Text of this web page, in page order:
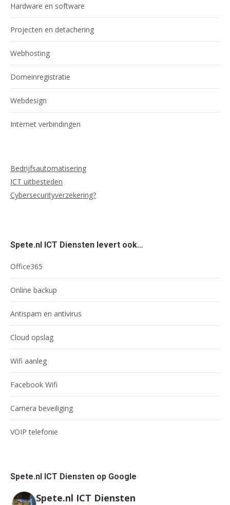
Hardware en software
Projecten en detachering
Webhosting
Domeinregistratie
Webdesign
Internet verbindingen
Bedrijfsautomatisering
ICT uitbesteden
Cybersecurityverzekering?
Spete.nl ICT Diensten levert ook…
Office365
Online backup
Antispam en antivirus
Cloud opslag
Wifi aanleg
Facebook Wifi
Camera beveiliging
VOIP telefonie
Spete.nl ICT Diensten op Google
Spete.nl ICT Diensten